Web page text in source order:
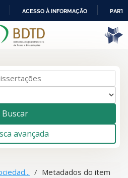
IR
PARA
ACESSO À INFORMAÇÃO
Buscar
avançada
Metadados do item